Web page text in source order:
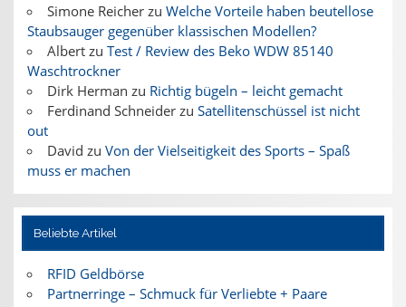
Simone Reicherzu Welche Vorteile haben beutellose
Staubsauger gegenüber klassischen Modellen?
Albertzu Test / Review des Beko WDW 85140
Waschtrockner
Dirk Herman zu Richtig bügeln – leicht gemacht
Ferdinand Schneiderzu Satellitenschüssel ist nicht
out
David zu Von der Vielseitigkeit des Sports – Spaß
muss er machen
Beliebte Artikel
RFID Geldbörse
Partnerringe – Schmuck für Verliebte + Paare